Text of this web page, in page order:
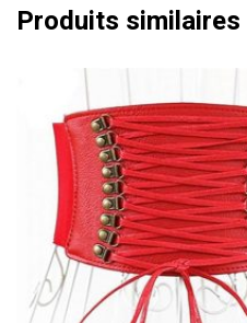
Produits similaires